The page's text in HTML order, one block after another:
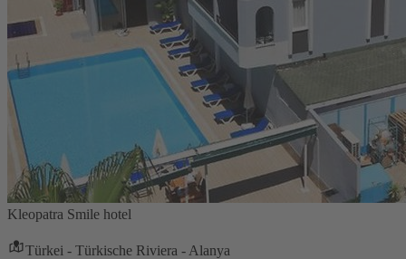
Kleopatra Smile hotel
Türkei - Türkische Riviera - Alanya